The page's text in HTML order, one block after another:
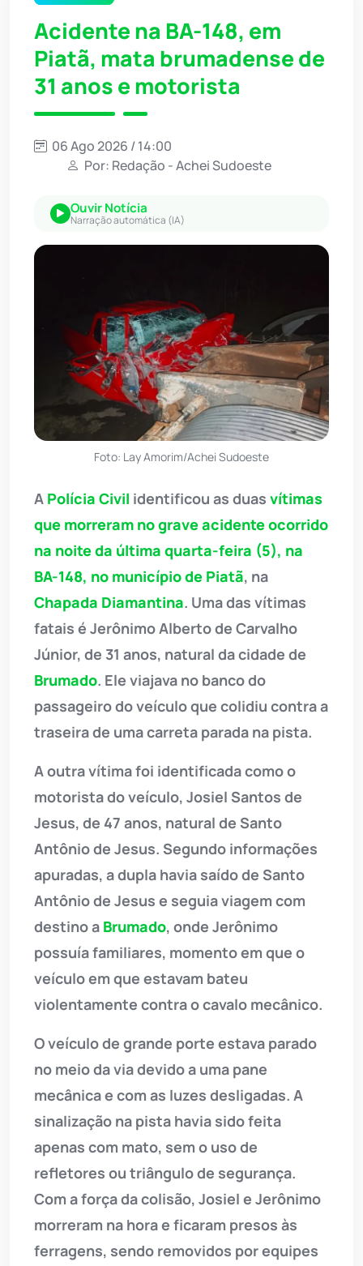
Acidente na BA-148, em
Piatã, mata brumadense de
31 anos e motorista
06 Ago 2026 / 14:00
Por: Redação - Achei Sudoeste
Ouvir Notícia
Narração automática (IA)
Foto: Lay Amorim/Achei Sudoeste
A Polícia Civil identificou as duas vítimas
que morreram no grave acidente ocorrido
na noite da última quarta-feira (5), na
BA-148, no município de Piatã, na
Chapada Diamantina. Uma das vítimas
fatais é Jerônimo Alberto de Carvalho
Júnior, de 31 anos, natural da cidade de
Brumado. Ele viajava no banco do
passageiro do veículo que colidiu contra a
traseira de uma carreta parada na pista.
A outra vítima foi identificada como o
motorista do veículo, Josiel Santos de
Jesus, de 47 anos, natural de Santo
Antônio de Jesus. Segundo informações
apuradas, a dupla havia saído de Santo
Antônio de Jesus e seguia viagem com
destino a Brumado, onde Jerônimo
possuía familiares, momento em que o
veículo em que estavam bateu
violentamente contra o cavalo mecânico.
O veículo de grande porte estava parado
no meio da via devido a uma pane
mecânica e com as luzes desligadas. A
sinalização na pista havia sido feita
apenas com mato, sem o uso de
refletores ou triângulo de segurança.
Com a força da colisão, Josiel e Jerônimo
morreram na hora e ficaram presos às
ferragens, sendo removidos por equipes